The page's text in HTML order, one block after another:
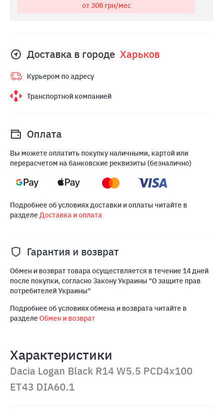
от 308грн/мес
Доставка в городе Харьков
Курьером по адресу
Транспортной компанией
Оплата
Вы можете оплатить покупку наличными, картой или
перерасчетом на банковские реквизиты (безналично)
Подробнее об условиях доставки и оплаты читайте в
разделеДоставка и оплата
Гарантия и возврат
Обмен и возврат товара осуществляется в течение 14 дней
после покупки, согласно Закону Украины "О защите прав
потребителей Украины"
Подробнее об условиях обмена и возврата читайте в
разделеОбмен и возврат
Характеристики
Dacia Logan Black R14 W5.5 PCD4x100
ET43 DIA60.1